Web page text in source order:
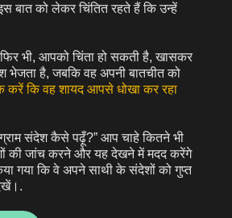
बात को लेकर चिंतित रहते हैं कि उन्हें
भी, आपको चिंता हो सकती है, खासकर
है, जबकि वह अपनी बातचीत को
करें कि वह शायद आपसे धोखा कर रहा
संदेश कैसे पढ़ूँ?” आप चाहे कितने भी
की जांच करने और यह देखने में मदद करेंगे
गया कि वे अपने साथी के संदेशों को गुप्त